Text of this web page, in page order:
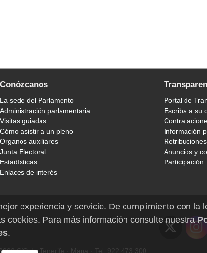
Conózcanos
La sede del Parlamento
Administración parlamentaria
Visitas guiadas
Cómo asistir a un pleno
Órganos auxiliares
Junta Electoral
Estadísticas
Enlaces de interés
Portal de
Escriba a su
Información
Retribuciones
Anuncios y
Participación
S/C de Tenerife · Mapa · Tel: 922 473 300
experiencia y servicio. De cumplimiento con la
cookies. Para más información consulte nuestra
.